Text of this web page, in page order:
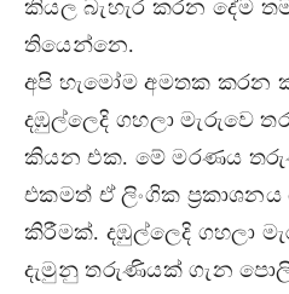
කියල බැහැර කරන දේම
තියෙන්නෙ.
අපි හැමෝම අමතක කරන
දඹුල්ලෙදි ගහලා මැරුවෙ
කියන එක. මේ මරණය
එකමත් ඒ ලිංගික ප‍්‍රකාශනය
කිරීමක්. දඹුල්ලෙදි ගහලා
දැමුනු තරුණියක් ගැන